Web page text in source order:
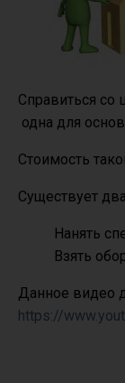
Справиться
одна для
Стоимость
Существует
Нанять
Взять
Данное видео
https://